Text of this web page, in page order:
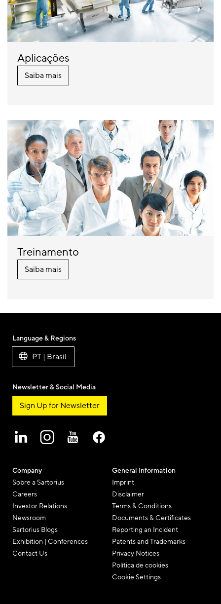
Aplicações
Saiba mais
Treinamento
Saiba mais
Company
Sobre a Sartorius
Careers
Investor Relations
Newsroom
Sartorius Blogs
Exhibition | Conferences
Contact Us
General Information
Imprint
Disclaimer
Terms & Conditions
Documents & Certificates
Reporting an Incident
Patents and Trademarks
Privacy Notices
Política de cookies
Cookie Settings
Language & Regions
PT | Brasil
Newsletter & Social Media
Sign Up for Newsletter